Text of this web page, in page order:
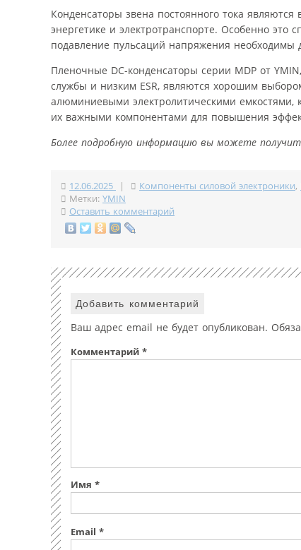
Конденсаторы звена постоянного тока
энергетике и электротранспорте. Особенно
подавление пульсаций напряжения
Пленочные DC-конденсаторы серии MDP от
службы и низким ESR, являются хорошим
алюминиевыми электролитическими емкостями,
их важными компонентами для повышения
Более подробную информацию вы можете
12.06.2025 | Компоненты силовой электроники,
Метки: YMIN
Оставить комментарий
Добавить комментарий
Ваш адрес email не будет опубликован.
Комментарий *
Имя *
Email *